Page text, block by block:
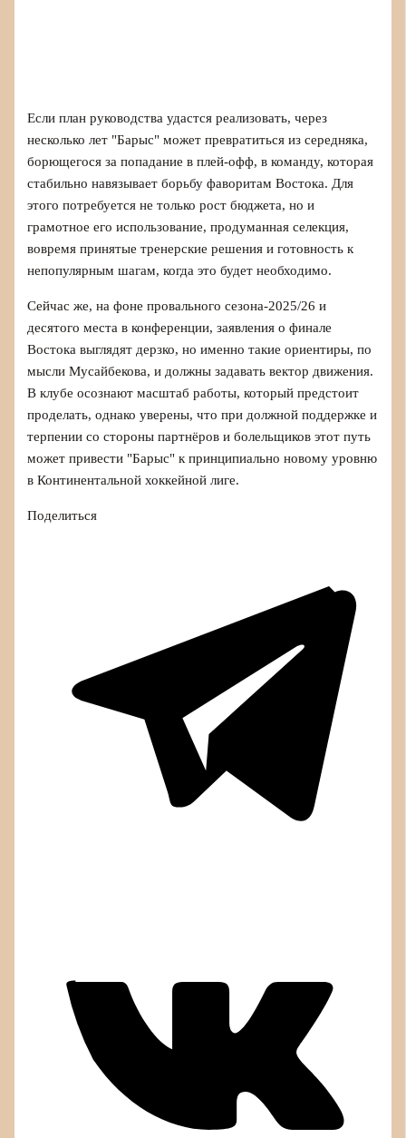
Если план руководства удастся реализовать, через
несколько лет "Барыс" может превратиться из середняка,
борющегося за попадание в плей‑офф, в команду, которая
стабильно навязывает борьбу фаворитам Востока. Для
этого потребуется не только рост бюджета, но и
грамотное его использование, продуманная селекция,
вовремя принятые тренерские решения и готовность к
непопулярным шагам, когда это будет необходимо.
Сейчас же, на фоне провального сезона‑2025/26 и
десятого места в конференции, заявления о финале
Востока выглядят дерзко, но именно такие ориентиры, по
мысли Мусайбекова, и должны задавать вектор движения.
В клубе осознают масштаб работы, который предстоит
проделать, однако уверены, что при должной поддержке и
терпении со стороны партнёров и болельщиков этот путь
может привести "Барыс" к принципиально новому уровню
в Континентальной хоккейной лиге.
Поделиться